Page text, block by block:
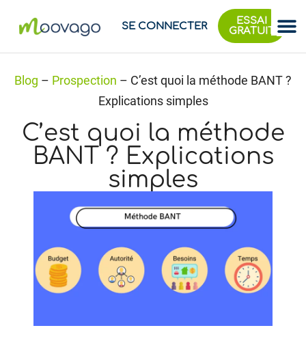
SE CONNECTER
ESSAI
GRATUIT
Blog – Prospection – C’est quoi la méthode BANT ?
Explications simples
C’est quoi la méthode
BANT ? Explications
simples